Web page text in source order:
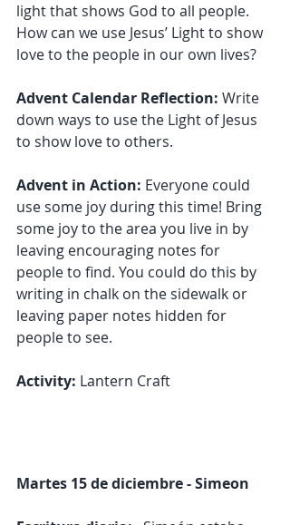
light that shows God to all people.
How can we use Jesus’ Light to show
love to the people in our own lives?
Advent Calendar Reflection: Write
down ways to use the Light of Jesus
to show love to others.
Advent in Action: Everyone could
use some joy during this time! Bring
some joy to the area you live in by
leaving encouraging notes for
people to find. You could do this by
writing in chalk on the sidewalk or
leaving paper notes hidden for
people to see.
Activity: Lantern Craft
Martes 15 de diciembre - Simeon